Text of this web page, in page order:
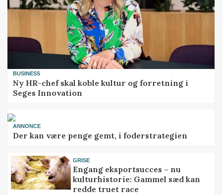
BUSINESS
Ny HR-chef skal koble kultur og forretning i
Seges Innovation
ANNONCE
Der kan være penge gemt, i foderstrategien
GRISE
Engang eksportsucces – nu
kulturhistorie: Gammel sæd kan
redde truet race